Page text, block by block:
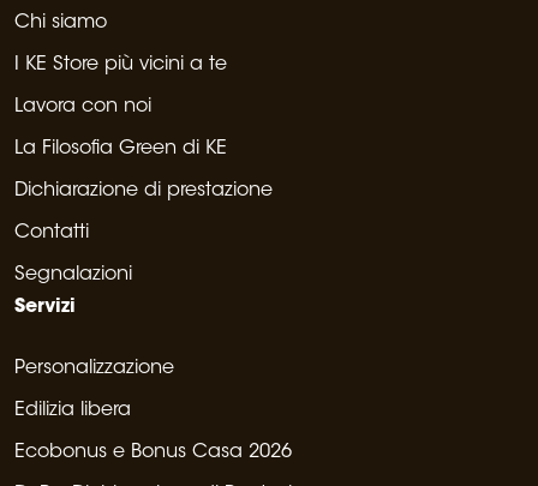
Chi siamo
I KE Store più vicini a te
Lavora con noi
La Filosofia Green di KE
Dichiarazione di prestazione
Contatti
Segnalazioni
Servizi
Personalizzazione
Edilizia libera
Ecobonus e Bonus Casa 2026